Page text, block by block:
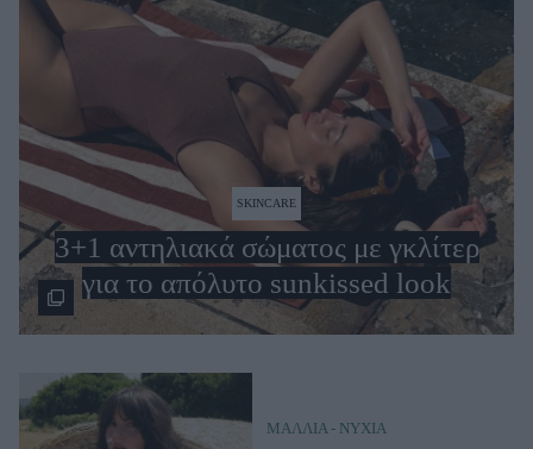
SKINCARE
3+1 αντηλιακά σώματος με γκλίτερ
για το απόλυτο sunkissed look
ΜΑΛΛΙΑ - ΝΥΧΙΑ